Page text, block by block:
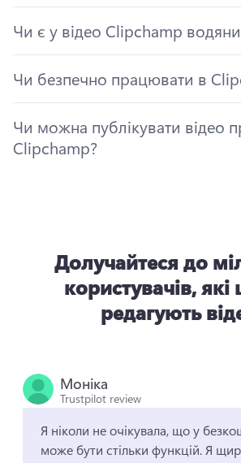
Чи є у відео Clipchamp
Чи безпечно працювати в
Чи можна публікувати відео
Clipchamp?
Долучайтеся до
користувачів,
редагують
Моніка
Trustpilot review
Я ніколи не очікувала, що у
може бути стільки функцій. Я